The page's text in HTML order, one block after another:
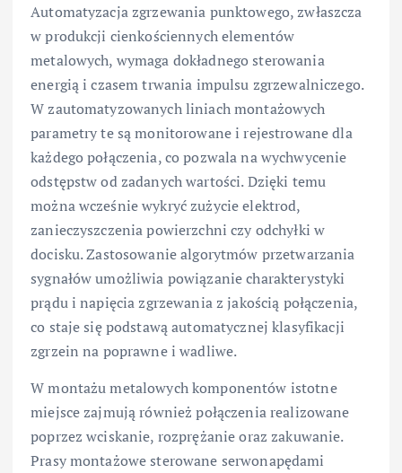
Automatyzacja zgrzewania punktowego, zwłaszcza
w produkcji cienkościennych elementów
metalowych, wymaga dokładnego sterowania
energią i czasem trwania impulsu zgrzewalniczego.
W zautomatyzowanych liniach montażowych
parametry te są monitorowane i rejestrowane dla
każdego połączenia, co pozwala na wychwycenie
odstępstw od zadanych wartości. Dzięki temu
można wcześnie wykryć zużycie elektrod,
zanieczyszczenia powierzchni czy odchyłki w
docisku. Zastosowanie algorytmów przetwarzania
sygnałów umożliwia powiązanie charakterystyki
prądu i napięcia zgrzewania z jakością połączenia,
co staje się podstawą automatycznej klasyfikacji
zgrzein na poprawne i wadliwe.
W montażu metalowych komponentów istotne
miejsce zajmują również połączenia realizowane
poprzez wciskanie, rozprężanie oraz zakuwanie.
Prasy montażowe sterowane serwonapędami